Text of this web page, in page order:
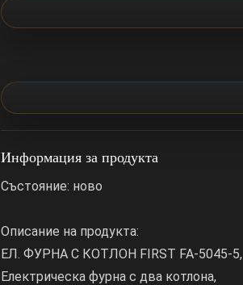
Информация за продукта
Състояние: ново
Описание на продукта:
ЕЛ. ФУРНА С КОТЛОН FIRST FA-5045-5,
Електрическа фурна с два котлона,